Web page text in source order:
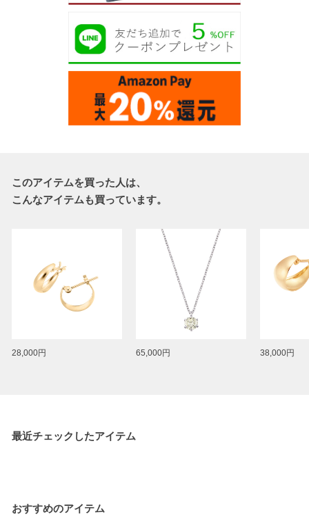
このアイテムを買った人は、
こんなアイテムも買っています。
28,000円 65,000円 38,000円
最近チェックしたアイテム
おすすめのアイテム